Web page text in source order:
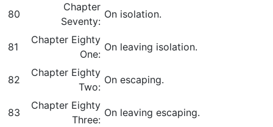
80
Chapter
Seventy:
On isolation.
81
Chapter Eighty
One:
On leaving isolation.
82
Chapter Eighty
Two:
On escaping.
83
Chapter Eighty
Three:
On leaving escaping.